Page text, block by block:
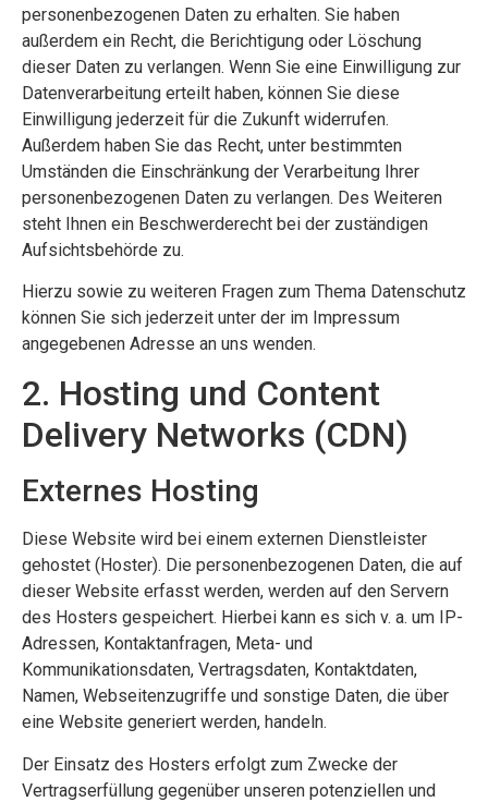
personenbezogenen Daten zu erhalten. Sie haben
außerdem ein Recht, die Berichtigung oder Löschung
dieser Daten zu verlangen. Wenn Sie eine Einwilligung zur
Datenverarbeitung erteilt haben, können Sie diese
Einwilligung jederzeit für die Zukunft widerrufen.
Außerdem haben Sie das Recht, unter bestimmten
Umständen die Einschränkung der Verarbeitung Ihrer
personenbezogenen Daten zu verlangen. Des Weiteren
steht Ihnen ein Beschwerderecht bei der zuständigen
Aufsichtsbehörde zu.
Hierzu sowie zu weiteren Fragen zum Thema Datenschutz
können Sie sich jederzeit unter der im Impressum
angegebenen Adresse an uns wenden.
2. Hosting und Content
Delivery Networks (CDN)
Externes Hosting
Diese Website wird bei einem externen Dienstleister
gehostet (Hoster). Die personenbezogenen Daten, die auf
dieser Website erfasst werden, werden auf den Servern
des Hosters gespeichert. Hierbei kann es sich v. a. um IP-
Adressen, Kontaktanfragen, Meta- und
Kommunikationsdaten, Vertragsdaten, Kontaktdaten,
Namen, Webseitenzugriffe und sonstige Daten, die über
eine Website generiert werden, handeln.
Der Einsatz des Hosters erfolgt zum Zwecke der
Vertragserfüllung gegenüber unseren potenziellen und